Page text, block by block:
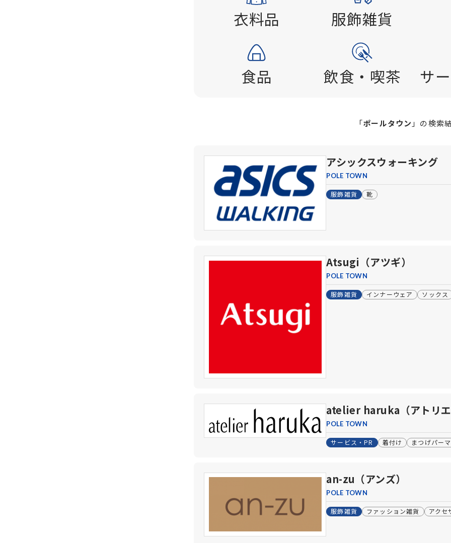
衣料品 服飾雑貨
食品 飲食・喫茶 サ
「ポールタウン 」の検索
アシックスウォーキング
POLE TOWN
服飾雑貨 靴
Atsugi（アツギ）
POLE TOWN
服飾雑貨 インナーウェア ソックス
atelier haruka（アトリエ
POLE TOWN
サービス・PR 着付け まつげパーマ
an-zu（アンズ）
POLE TOWN
服飾雑貨 ファッション雑貨 アクセ